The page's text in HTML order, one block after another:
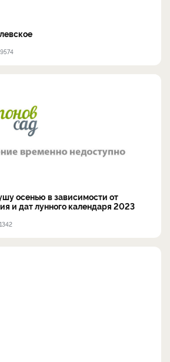
осенью в зависимости от
и дат лунного календаря 2023
1342